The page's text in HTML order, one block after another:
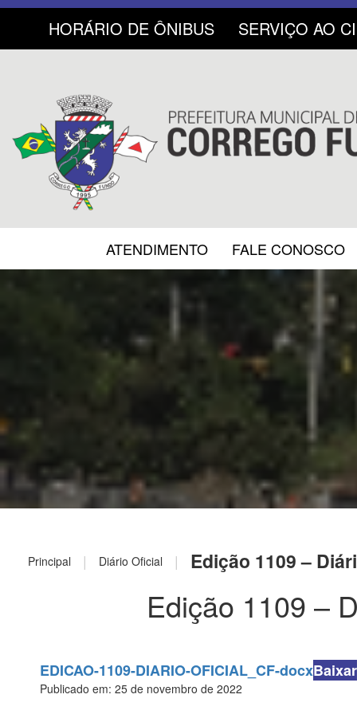
HORÁRIO DE ÔNIBUS SERVIÇO AO
ATENDIMENTO FALE CONOSCO
Principal | Diário Oficial | Edição 1109 –
Edição 1109 –
EDICAO-1109-DIARIO-OFICIAL_CF-docxBaixar
Publicado em: 25 de novembro de 2022